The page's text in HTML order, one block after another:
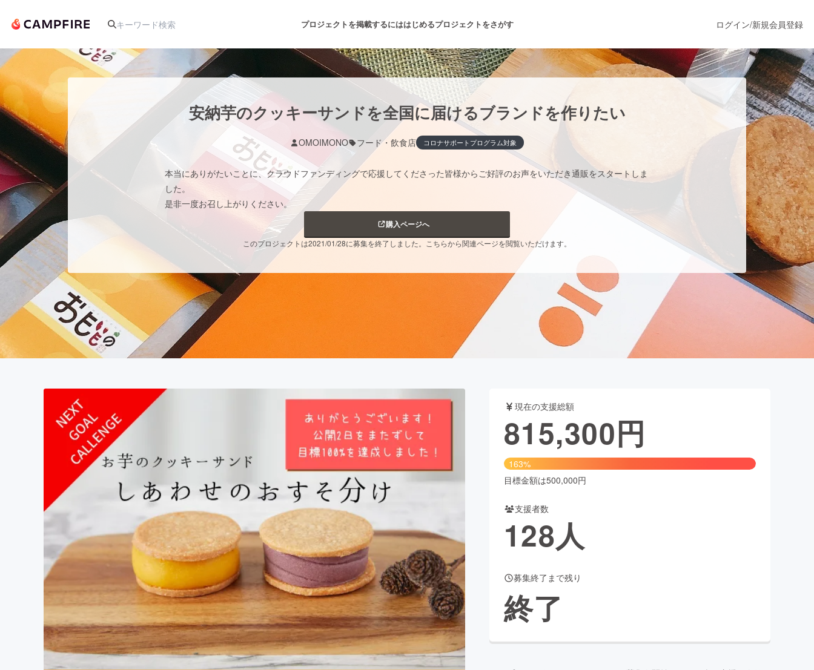
プロジェクトを掲載するにははじめるプロジェクトをさがす
人気のプロジェクト 注目の新着プロジェクト募集終了が近いプロジェクト もうすぐ公開されます
音楽 舞台・パフォーマンス
テクノロジー・ガジェット ゲーム・サービス開発 フード・飲食店 ファッション
映像・映画 書籍・雑誌出版 アニメ・漫画 スポーツ
ビジネス・起業 チャレンジ ビューティー・ヘルスケア
まちづくり・地域活性化
CAMPFIRE for Social Good
CAMPFIRE Creation
machi-ya コミュニティ
ログイン/新規会員登録
安納芋のクッキーサンドを全国に届けるブランドを作りたい
OMOIMONO フード・飲食店 コロナサポートプログラム対象
本当にありがたいことに、クラウドファンディングで応援してくださった皆様からご好評のお声をいただき通販をスタートしま
した。
是非一度お召し上がりください。
購入ページへ
このプロジェクトは2021/01/28に募集を終了しました。こちらから関連ページを閲覧いただけます。
現在の支援総額
815,300円
163%
目標金額は500,000円
支援者数
128人
募集終了まで残り
終了